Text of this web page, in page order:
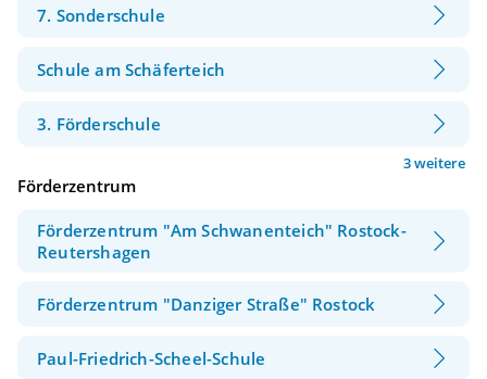
7. Sonderschule
Schule am Schäferteich
3. Förderschule
3 weitere
Förderzentrum
Förderzentrum "Am Schwanenteich" Rostock-
Reutershagen
Förderzentrum "Danziger Straße" Rostock
Paul-Friedrich-Scheel-Schule